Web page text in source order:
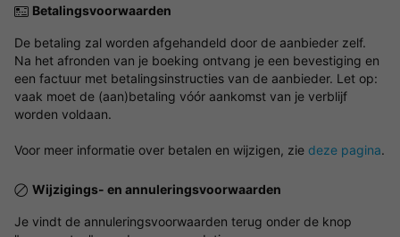
Betalingsvoorwaarden
De betaling zal worden afgehandeld door de aanbieder zelf.
Na het afronden van je boeking ontvang je een bevestiging en
een factuur met betalingsinstructies van de aanbieder. Let op:
vaak moet de (aan)betaling vóór aankomst van je verblijf
worden voldaan.
Voor meer informatie over betalen en wijzigen, zie deze pagina.
Wijzigings- en annuleringsvoorwaarden
Je vindt de annuleringsvoorwaarden terug onder de knop